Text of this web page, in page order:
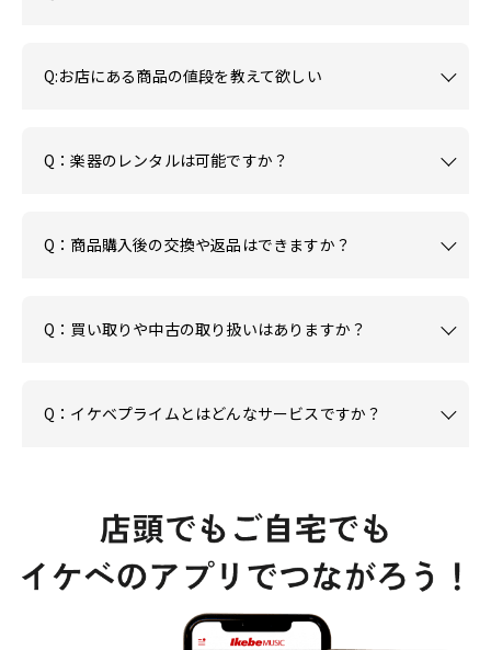
Q:お店にある商品の値段を教えて欲しい
Q：楽器のレンタルは可能ですか？
Q：商品購入後の交換や返品はできますか？
Q：買い取りや中古の取り扱いはありますか？
Q：イケベプライムとはどんなサービスですか？